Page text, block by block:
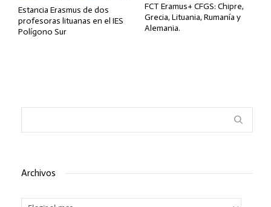
Estancia Erasmus de dos
profesoras lituanas en el IES
Polígono Sur
FCT Eramus+ CFGS: Chipre,
Grecia, Lituania, Rumanía y
Alemania.
Archivos
Archivos